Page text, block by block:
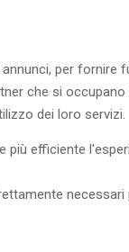
per
che si
dei loro servizi.
efficiente